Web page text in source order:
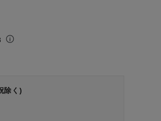
除く)